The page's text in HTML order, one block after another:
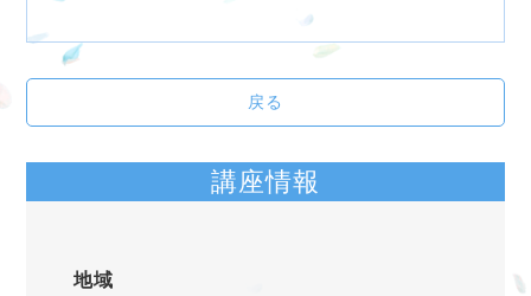
戻る
講座情報
地域